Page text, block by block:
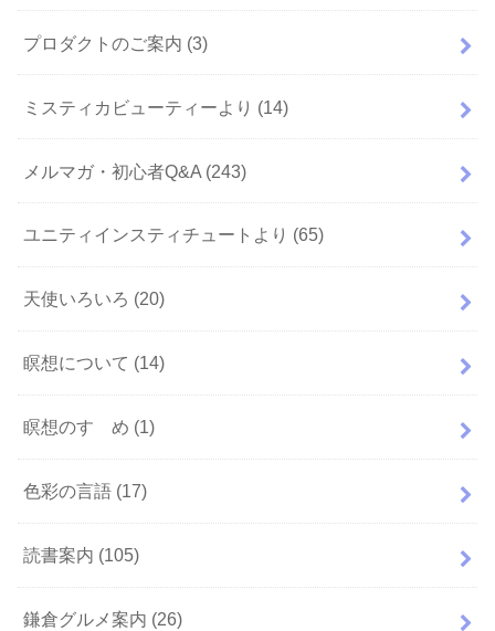
プロダクトのご案内 (3)
ミスティカビューティーより (14)
メルマガ・初心者Q&A (243)
ユニティインスティチュートより (65)
天使いろいろ (20)
瞑想について (14)
瞑想のすゝめ (1)
色彩の言語 (17)
読書案内 (105)
鎌倉グルメ案内 (26)